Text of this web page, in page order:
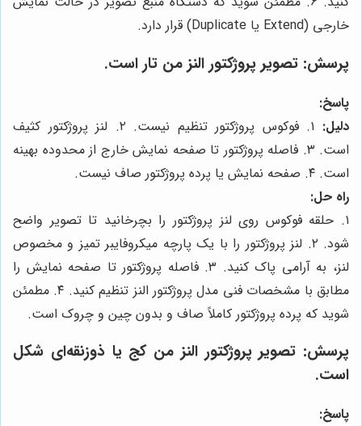
خارجی (Extend یا Duplicate) قرار دارد.
پرسش: تصویر پروژکتور النز من تار است.
پاسخ:
دلیل:
۱. فوکوس پروژکتور تنظیم نیست. ۲. لنز پروژکتور کثیف
است. ۳. فاصله پروژکتور تا صفحه نمایش خارج از محدوده بهینه
است. ۴. صفحه نمایش یا پرده پروژکتور صاف نیست.
راه حل:
۱. حلقه فوکوس روی لنز پروژکتور را بچرخانید تا تصویر واضح
شود. ۲. لنز پروژکتور را با یک پارچه میکروفایبر تمیز و مخصوص
لنز، به آرامی پاک کنید. ۳. فاصله پروژکتور تا صفحه نمایش را
مطابق با مشخصات فنی مدل پروژکتور النز تنظیم کنید. ۴. مطمئن
شوید که پرده پروژکتور کاملاً صاف و بدون چین و چروک است.
پرسش: تصویر پروژکتور النز من کج یا ذوزنقه‌ای شکل
است.
پاسخ: